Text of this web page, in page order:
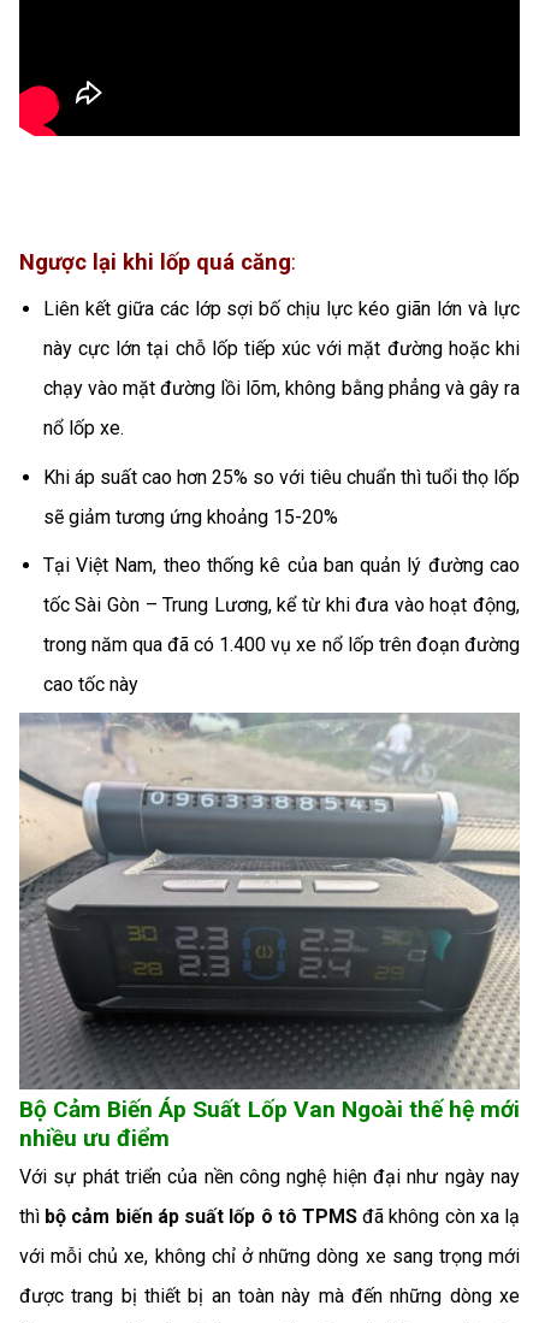
Ngược lại khi lốp quá căng:
Liên kết giữa các lớp sợi bố chịu lực kéo giãn lớn và lực
này cực lớn tại chỗ lốp tiếp xúc với mặt đường hoặc khi
chạy vào mặt đường lồi lõm, không bằng phẳng và gây ra
nổ lốp xe.
Khi áp suất cao hơn 25% so với tiêu chuẩn thì tuổi thọ lốp
sẽ giảm tương ứng khoảng 15-20%
Tại Việt Nam, theo thống kê của ban quản lý đường cao
tốc Sài Gòn – Trung Lương, kể từ khi đưa vào hoạt động,
trong năm qua đã có 1.400 vụ xe nổ lốp trên đoạn đường
cao tốc này
Bộ Cảm Biến Áp Suất Lốp Van Ngoài thế hệ mới
nhiều ưu điểm
Với sự phát triển của nền công nghệ hiện đại như ngày nay
thì bộ cảm biến áp suất lốp ô tô TPMSđã không còn xa lạ
với mỗi chủ xe, không chỉ ở những dòng xe sang trọng mới
được trang bị thiết bị an toàn này mà đến những dòng xe